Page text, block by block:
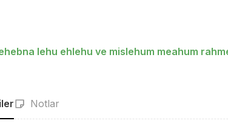
lehu ehlehu ve mislehum meahum
Notlar